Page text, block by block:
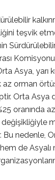
teşvik
Asya, yarı
az orman
Orta Asya
oranında
Bu nedenle,
de